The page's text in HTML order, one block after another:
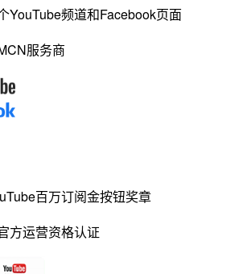
YouTube频道和Facebook页面
服务商
百万订阅金按钮奖章
方运营资格认证